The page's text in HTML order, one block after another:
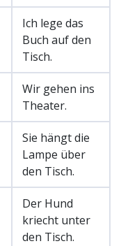
Ich lege das
Buch auf den
Tisch.
Wir gehen ins
Theater.
Sie hängt die
Lampe über
den Tisch.
Der Hund
kriecht unter
den Tisch.